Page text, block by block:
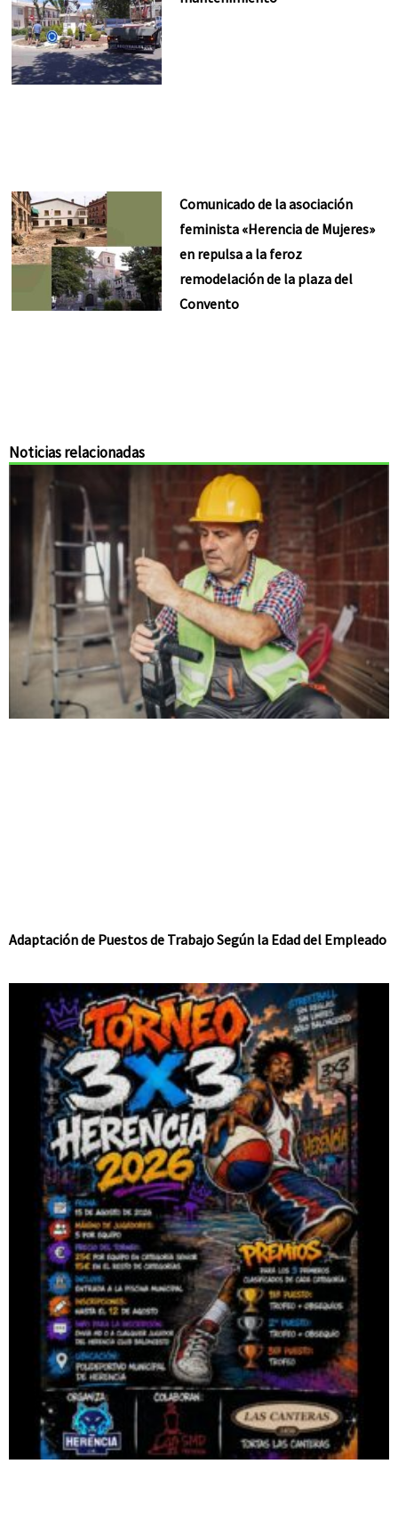
Comunicado de la asociación
feminista «Herencia de Mujeres»
en repulsa a la feroz
remodelación de la plaza del
Convento
Noticias relacionadas
Adaptación de Puestos de Trabajo Según la Edad del Empleado